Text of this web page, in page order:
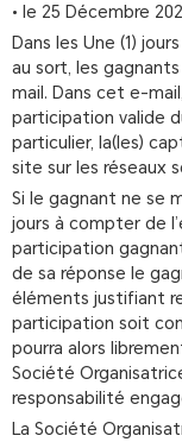
• le 25 Décembre
Dans les Une (1)
au sort, les
mail. Dans cet e-
participation valide
particulier, la(les)
site sur les réseaux
Si le gagnant ne se
jours à compter de
participation
de sa réponse le
éléments justifiant
participation soit
pourra alors
Société
responsabilité
La Société